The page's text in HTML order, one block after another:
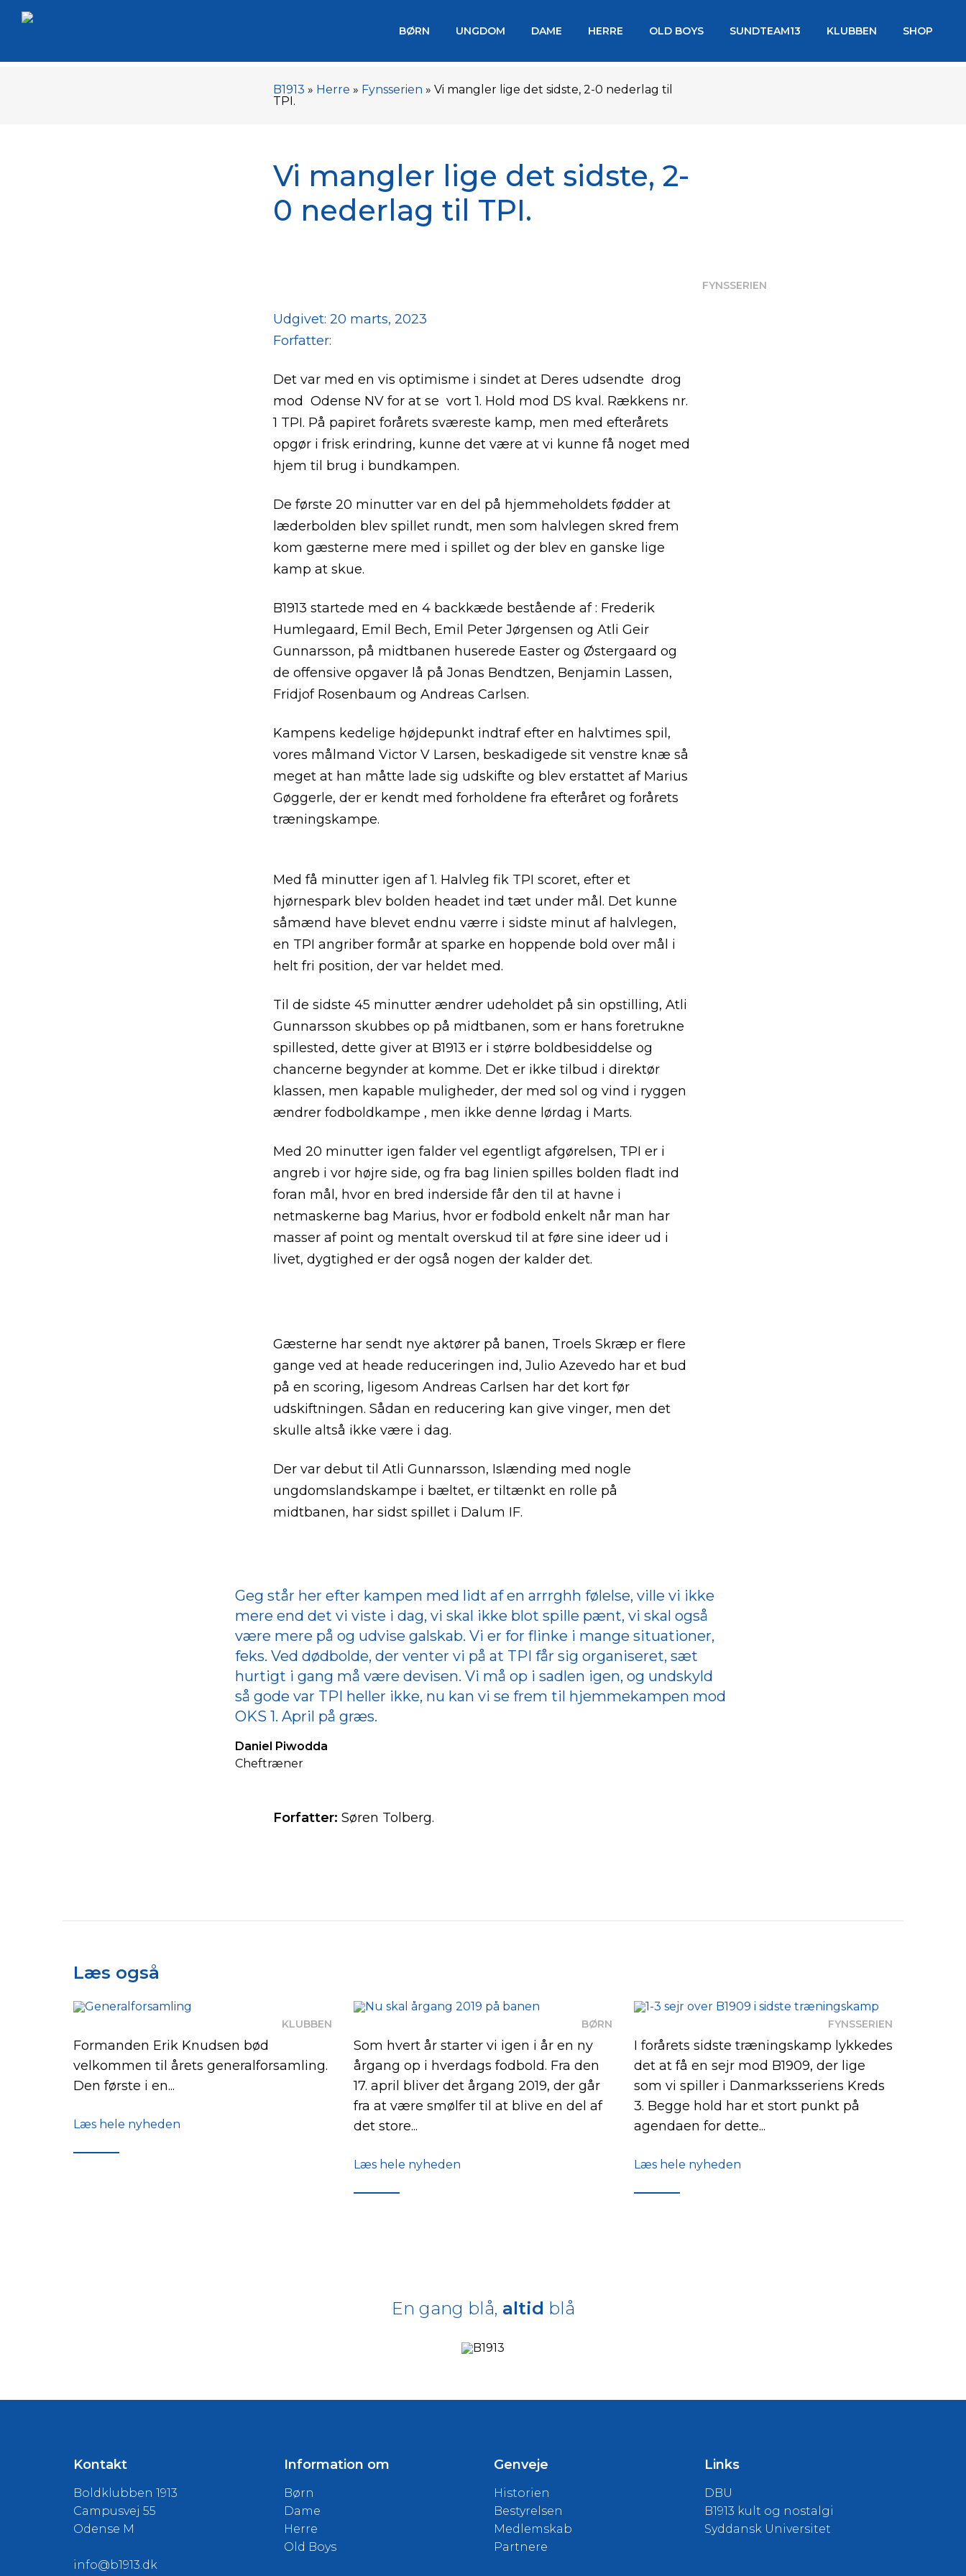
BØRN UNGDOM DAME HERRE OLD BOYS SUNDTEAM13 KLUBBEN SHOP
B1913 » Herre » Fynsserien » Vi mangler lige det sidste, 2-0 nederlag til
TPI.
Vi mangler lige det sidste, 2-
0 nederlag til TPI.
FYNSSERIEN
Udgivet: 20 marts, 2023
Forfatter:
Det var med en vis optimisme i sindet at Deres udsendte drog
mod Odense NV for at se vort 1. Hold mod DS kval. Rækkens nr.
1 TPI. På papiret forårets sværeste kamp, men med efterårets
opgør i frisk erindring, kunne det være at vi kunne få noget med
hjem til brug i bundkampen.
De første 20 minutter var en del på hjemmeholdets fødder at
læderbolden blev spillet rundt, men som halvlegen skred frem
kom gæsterne mere med i spillet og der blev en ganske lige
kamp at skue.
B1913 startede med en 4 backkæde bestående af : Frederik
Humlegaard, Emil Bech, Emil Peter Jørgensen og Atli Geir
Gunnarsson, på midtbanen huserede Easter og Østergaard og
de offensive opgaver lå på Jonas Bendtzen, Benjamin Lassen,
Fridjof Rosenbaum og Andreas Carlsen.
Kampens kedelige højdepunkt indtraf efter en halvtimes spil,
vores målmand Victor V Larsen, beskadigede sit venstre knæ så
meget at han måtte lade sig udskifte og blev erstattet af Marius
Gøggerle, der er kendt med forholdene fra efteråret og forårets
træningskampe.
Med få minutter igen af 1. Halvleg fik TPI scoret, efter et
hjørnespark blev bolden headet ind tæt under mål. Det kunne
såmænd have blevet endnu værre i sidste minut af halvlegen,
en TPI angriber formår at sparke en hoppende bold over mål i
helt fri position, der var heldet med.
Til de sidste 45 minutter ændrer udeholdet på sin opstilling, Atli
Gunnarsson skubbes op på midtbanen, som er hans foretrukne
spillested, dette giver at B1913 er i større boldbesiddelse og
chancerne begynder at komme. Det er ikke tilbud i direktør
klassen, men kapable muligheder, der med sol og vind i ryggen
ændrer fodboldkampe , men ikke denne lørdag i Marts.
Med 20 minutter igen falder vel egentligt afgørelsen, TPI er i
angreb i vor højre side, og fra bag linien spilles bolden fladt ind
foran mål, hvor en bred inderside får den til at havne i
netmaskerne bag Marius, hvor er fodbold enkelt når man har
masser af point og mentalt overskud til at føre sine ideer ud i
livet, dygtighed er der også nogen der kalder det.
Gæsterne har sendt nye aktører på banen, Troels Skræp er flere
gange ved at heade reduceringen ind, Julio Azevedo har et bud
på en scoring, ligesom Andreas Carlsen har det kort før
udskiftningen. Sådan en reducering kan give vinger, men det
skulle altså ikke være i dag.
Der var debut til Atli Gunnarsson, Islænding med nogle
ungdomslandskampe i bæltet, er tiltænkt en rolle på
midtbanen, har sidst spillet i Dalum IF.
Geg står her efter kampen med lidt af en arrrghh følelse, ville vi ikke
mere end det vi viste i dag, vi skal ikke blot spille pænt, vi skal også
være mere på og udvise galskab. Vi er for flinke i mange situationer,
feks. Ved dødbolde, der venter vi på at TPI får sig organiseret, sæt
hurtigt i gang må være devisen. Vi må op i sadlen igen, og undskyld
så gode var TPI heller ikke, nu kan vi se frem til hjemmekampen mod
OKS 1. April på græs.
Daniel Piwodda
Cheftræner
Forfatter: Søren Tolberg.
Læs også
KLUBBEN
Formanden Erik Knudsen bød
velkommen til årets generalforsamling.
Den første i en...
Læs hele nyheden
BØRN
Som hvert år starter vi igen i år en ny
årgang op i hverdags fodbold. Fra den
17. april bliver det årgang 2019, der går
fra at være smølfer til at blive en del af
det store...
Læs hele nyheden
FYNSSERIEN
I forårets sidste træningskamp lykkedes
det at få en sejr mod B1909, der lige
som vi spiller i Danmarksseriens Kreds
3. Begge hold har et stort punkt på
agendaen for dette...
Læs hele nyheden
En gang blå, altid blå
Kontakt
Boldklubben 1913
Campusvej 55
Odense M
info@b1913.dk
Information om
Børn
Dame
Herre
Old Boys
Genveje
Historien
Bestyrelsen
Medlemskab
Partnere
Links
DBU
B1913 kult og nostalgi
Syddansk Universitet